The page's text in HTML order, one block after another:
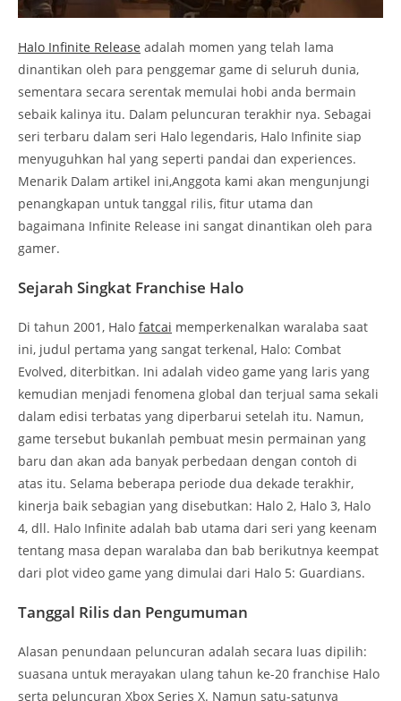
Halo Infinite Release adalah momen yang telah lama
dinantikan oleh para penggemar game di seluruh dunia,
sementara secara serentak memulai hobi anda bermain
sebaik kalinya itu. Dalam peluncuran terakhir nya. Sebagai
seri terbaru dalam seri Halo legendaris, Halo Infinite siap
menyuguhkan hal yang seperti pandai dan experiences.
Menarik Dalam artikel ini,Anggota kami akan mengunjungi
penangkapan untuk tanggal rilis, fitur utama dan
bagaimana Infinite Release ini sangat dinantikan oleh para
gamer.
Sejarah Singkat Franchise Halo
Di tahun 2001, Halo fatcai memperkenalkan waralaba saat
ini, judul pertama yang sangat terkenal, Halo: Combat
Evolved, diterbitkan. Ini adalah video game yang laris yang
kemudian menjadi fenomena global dan terjual sama sekali
dalam edisi terbatas yang diperbarui setelah itu. Namun,
game tersebut bukanlah pembuat mesin permainan yang
baru dan akan ada banyak perbedaan dengan contoh di
atas itu. Selama beberapa periode dua dekade terakhir,
kinerja baik sebagian yang disebutkan: Halo 2, Halo 3, Halo
4, dll. Halo Infinite adalah bab utama dari seri yang keenam
tentang masa depan waralaba dan bab berikutnya keempat
dari plot video game yang dimulai dari Halo 5: Guardians.
Tanggal Rilis dan Pengumuman
Alasan penundaan peluncuran adalah secara luas dipilih:
suasana untuk merayakan ulang tahun ke-20 franchise Halo
serta peluncuran Xbox Series X. Namun satu-satunya